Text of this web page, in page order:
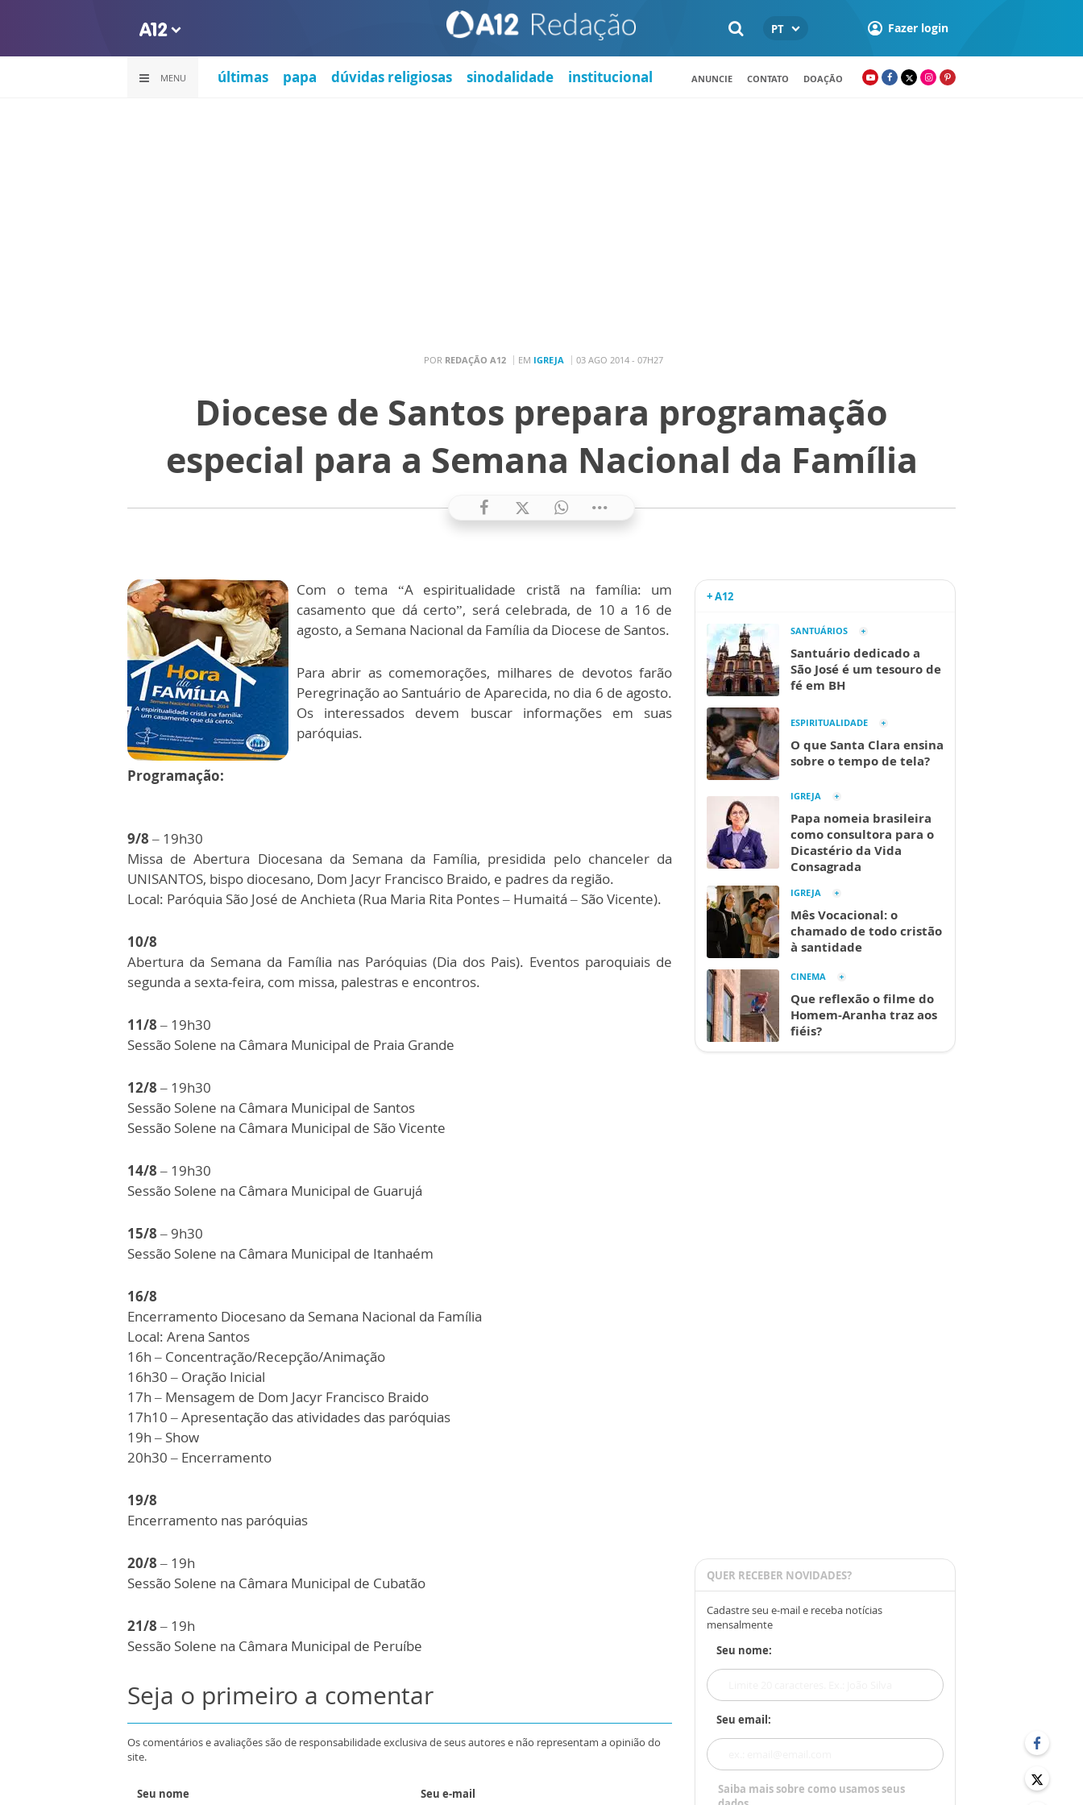
PT Fazer login
MENU últimas papa dúvidas religiosas sinodalidade institucional ANUNCIE CONTATO DOAÇÃO
POR REDAÇÃO A12 EM IGREJA 03 AGO 2014 - 07H27
Diocese de Santos prepara programação
especial para a Semana Nacional da Família
Com o tema “A espiritualidade cristã na família: um
casamento que dá certo”, será celebrada, de 10 a 16 de
agosto, a Semana Nacional da Família da Diocese de Santos.
Para abrir as comemorações, milhares de devotos farão
Peregrinação ao Santuário de Aparecida, no dia 6 de agosto.
Os interessados devem buscar informações em suas
paróquias.
Programação:
9/8 – 19h30
Missa de Abertura Diocesana da Semana da Família, presidida pelo chanceler da
UNISANTOS, bispo diocesano, Dom Jacyr Francisco Braido, e padres da região.
Local: Paróquia São José de Anchieta (Rua Maria Rita Pontes – Humaitá – São Vicente).
10/8
Abertura da Semana da Família nas Paróquias (Dia dos Pais). Eventos paroquiais de
segunda a sexta-feira, com missa, palestras e encontros.
11/8 – 19h30
Sessão Solene na Câmara Municipal de Praia Grande
12/8 – 19h30
Sessão Solene na Câmara Municipal de Santos
Sessão Solene na Câmara Municipal de São Vicente
14/8 – 19h30
Sessão Solene na Câmara Municipal de Guarujá
15/8 – 9h30
Sessão Solene na Câmara Municipal de Itanhaém
16/8
Encerramento Diocesano da Semana Nacional da Família
Local: Arena Santos
16h – Concentração/Recepção/Animação
16h30 – Oração Inicial
17h – Mensagem de Dom Jacyr Francisco Braido
17h10 – Apresentação das atividades das paróquias
19h – Show
20h30 – Encerramento
19/8
Encerramento nas paróquias
20/8 – 19h
Sessão Solene na Câmara Municipal de Cubatão
21/8 – 19h
Sessão Solene na Câmara Municipal de Peruíbe
Seja o primeiro a comentar
Os comentários e avaliações são de responsabilidade exclusiva de seus autores e não representam a opinião do
site.
Seu nome Seu e-mail
+ A12
SANTUÁRIOS
Santuário dedicado a
São José é um tesouro de
fé em BH
ESPIRITUALIDADE
O que Santa Clara ensina
sobre o tempo de tela?
IGREJA
Papa nomeia brasileira
como consultora para o
Dicastério da Vida
Consagrada
IGREJA
Mês Vocacional: o
chamado de todo cristão
à santidade
CINEMA
Que reflexão o filme do
Homem-Aranha traz aos
fiéis?
QUER RECEBER NOVIDADES?
Cadastre seu e-mail e receba notícias
mensalmente
Seu nome:
Seu email:
Saiba mais sobre como usamos seus